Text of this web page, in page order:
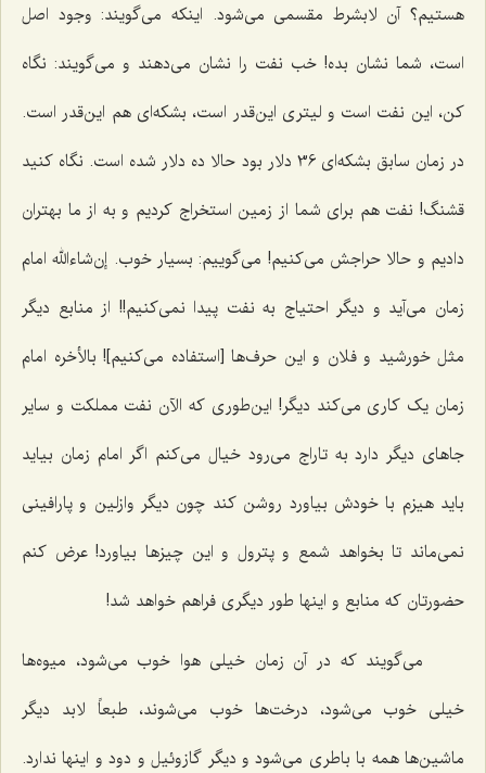
هستیم؟ آن لابشرط مقسمی می‌شود. اینکه می‌گویند: وجود اصل
است، شما نشان بده! خب نفت را نشان می‌دهند و می‌گویند: نگاه
کن، این نفت است و لیتری این‌قدر است، بشکه‌ای هم این‌قدر است.
در زمان سابق بشکه‌ای 36 دلار بود حالا ده دلار شده است. نگاه کنید
قشنگ! نفت هم برای شما از زمین استخراج کردیم و به از ما بهتران
دادیم و حالا حراجش می‌کنیم! می‌گوییم: بسیار خوب. إن‌شاءالله امام
زمان می‌آید و دیگر احتیاج به نفت پیدا نمی‌کنیم!! از منابع دیگر
مثل خورشید و فلان و این حرف‌ها [استفاده می‌کنیم]! بالأخره امام
زمان یک کاری می‌کند دیگر! این‌طوری که الآن نفت مملکت و سایر
جاهای دیگر دارد به تاراج می‌رود خیال می‌کنم اگر امام زمان بیاید
باید هیزم با خودش بیاورد روشن کند چون دیگر وازلین و پارافینی
نمی‌ماند تا بخواهد شمع و پترول و این چیزها بیاورد! عرض کنم
حضورتان که منابع و اینها طور دیگری فراهم خواهد شد!
می‌گویند که در آن زمان خیلی هوا خوب می‌شود، میوه‌ها
خیلی خوب می‌شود، درخت‌ها خوب می‌شوند، طبعاً لابد دیگر
ماشین‌ها همه با باطری می‌شود و دیگر گازوئیل و دود و اینها ندارد.